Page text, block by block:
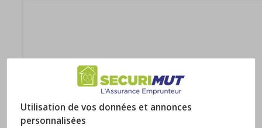
Paramétrage des cookies
Utilisation de vos données et annonces
personnalisées